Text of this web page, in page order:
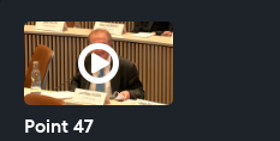
Point 47